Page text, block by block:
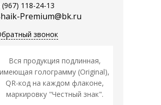
(967) 118-24-13
Premium@bk.ru
звонок
Вся продукция подлинная,
имеющая голограмму (Original),
QR-код на каждом флаконе,
маркировку "Честный знак".